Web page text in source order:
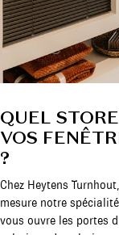
QUEL
VOS
?
Chez Heytens
mesure notre
vous ouvre les portes